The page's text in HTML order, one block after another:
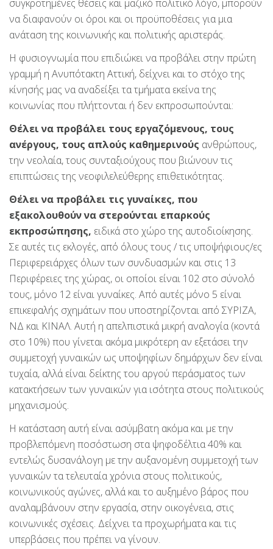
συγκροτημένες θέσεις και μαζικό πολιτικό λόγο, μπορούν
να διαφανούν οι όροι και οι προϋποθέσεις για μια
ανάταση της κοινωνικής και πολιτικής αριστεράς.
Η φυσιογνωμία που επιδιώκει να προβάλει στην πρώτη
γραμμή η Ανυπότακτη Αττική, δείχνει και το στόχο της
κίνησής μας να αναδείξει τα τμήματα εκείνα της
κοινωνίας που πλήττονται ή δεν εκπροσωπούνται:
Θέλει να προβάλει τους εργαζόμενους, τους
ανέργους, τους απλούς καθημερινούς ανθρώπους,
την νεολαία, τους συνταξιούχους που βιώνουν τις
επιπτώσεις της νεοφιλελεύθερης επιθετικότητας.
Θέλει να προβάλει τις γυναίκες, που
εξακολουθούν να στερούνται επαρκούς
εκπροσώπησης, ειδικά στο χώρο της αυτοδιοίκησης.
Σε αυτές τις εκλογές, από όλους τους / τις υποψήφιους/ες
Περιφερειάρχες όλων των συνδυασμών και στις 13
Περιφέρειες της χώρας, οι οποίοι είναι 102 στο σύνολό
τους, μόνο 12 είναι γυναίκες. Από αυτές μόνο 5 είναι
επικεφαλής σχημάτων που υποστηρίζονται από ΣΥΡΙΖΑ,
ΝΔ και ΚΙΝΑΛ. Αυτή η απελπιστικά μικρή αναλογία (κοντά
στο 10%) που γίνεται ακόμα μικρότερη αν εξετάσει την
συμμετοχή γυναικών ως υποψηφίων δημάρχων δεν είναι
τυχαία, αλλά είναι δείκτης του αργού περάσματος των
κατακτήσεων των γυναικών για ισότητα στους πολιτικούς
μηχανισμούς.
Η κατάσταση αυτή είναι ασύμβατη ακόμα και με την
προβλεπόμενη ποσόστωση στα ψηφοδέλτια 40% και
εντελώς δυσανάλογη με την αυξανομένη συμμετοχή των
γυναικών τα τελευταία χρόνια στους πολιτικούς,
κοινωνικούς αγώνες, αλλά και το αυξημένο βάρος που
αναλαμβάνουν στην εργασία, στην οικογένεια, στις
κοινωνικές σχέσεις. Δείχνει τα προχωρήματα και τις
υπερβάσεις που πρέπει να γίνουν.